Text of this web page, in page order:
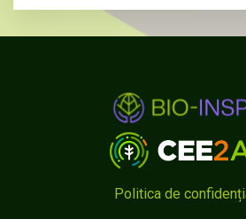
Politica de